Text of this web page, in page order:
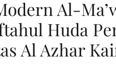
Al-
Huda
Al Azhar